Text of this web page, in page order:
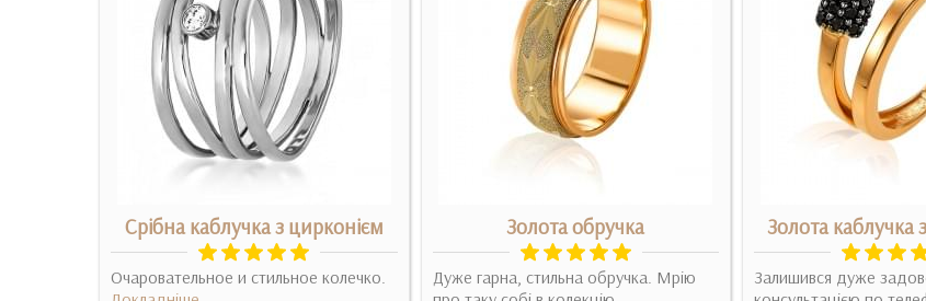
Срібна каблучка з цирконієм
Очаровательное и стильное колечко.
Золота обручка
Дуже гарна, стильна обручка. Мрію
Золота каблучка
Залишився дуже